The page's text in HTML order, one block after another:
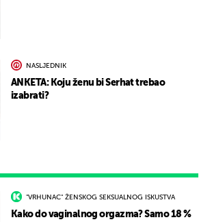
"VRHUNAC" ŽENSKOG SEKSUALNOG ISKUSTVA
Kako do vaginalnog orgazma? Samo 18 %
NASLJEDNIK
ANKETA: Koju ženu bi Serhat trebao
izabrati?